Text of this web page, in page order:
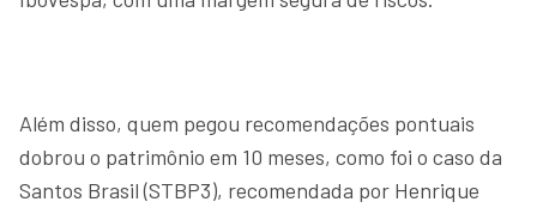
Além disso, quem pegou recomendações pontuais
dobrou o patrimônio em 10 meses, como foi o caso da
Santos Brasil (STBP3), recomendada por Henrique